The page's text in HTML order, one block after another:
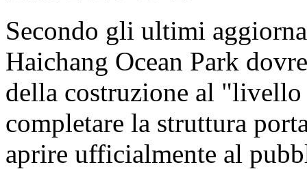
Secondo gli ultimi
Haichang Ocean Park
della costruzione al "livello
completare la struttura
aprire ufficialmente al